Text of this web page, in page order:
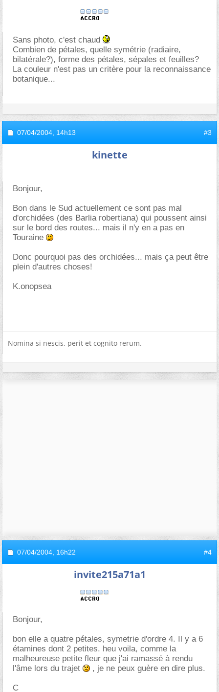
Sans photo, c'est chaud
Combien de pétales, quelle symétrie (radiaire,
bilatérale?), forme des pétales, sépales et feuilles?
La couleur n'est pas un critère pour la reconnaissance
botanique...
07/04/2004, 14h13 #3
kinette
Bonjour,
Bon dans le Sud actuellement ce sont pas mal
d'orchidées (des Barlia robertiana) qui poussent ainsi
sur le bord des routes... mais il n'y en a pas en
Touraine
Donc pourquoi pas des orchidées... mais ça peut être
plein d'autres choses!
K.onopsea
Nomina si nescis, perit et cognito rerum.
07/04/2004, 16h22 #4
invite215a71a1
Bonjour,
bon elle a quatre pétales, symetrie d'ordre 4. Il y a 6
étamines dont 2 petites. heu voila, comme la
malheureuse petite fleur que j'ai ramassé à rendu
l'âme lors du trajet
, je ne peux guère en dire plus.
C